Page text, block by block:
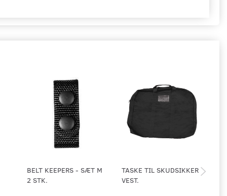
BELT KEEPERS - SÆT M
2 STK.
TASKE TIL SKUDSIKKER
VEST.